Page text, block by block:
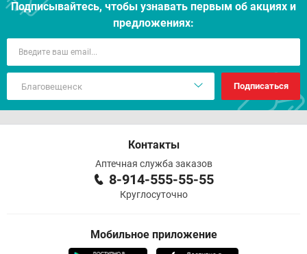
Подписывайтесь, чтобы узнавать первым об акцияx и
предложениях:
Подписаться
Контакты
Аптечная служба заказов
8-914-555-55-55
Круглосуточно
Мобильное приложение